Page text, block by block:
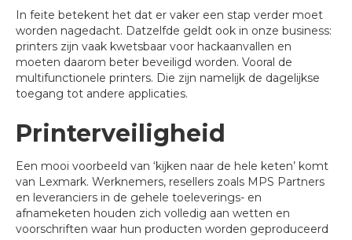
In feite betekent het dat er vaker een stap verder moet
worden nagedacht. Datzelfde geldt ook in onze business:
printers zijn vaak kwetsbaar voor hackaanvallen en
moeten daarom beter beveiligd worden. Vooral de
multifunctionele printers. Die zijn namelijk de dagelijkse
toegang tot andere applicaties.
Printerveiligheid
Een mooi voorbeeld van ‘kijken naar de hele keten’ komt
van Lexmark. Werknemers, resellers zoals MPS Partners
en leveranciers in de gehele toeleverings- en
afnameketen houden zich volledig aan wetten en
voorschriften waar hun producten worden geproduceerd